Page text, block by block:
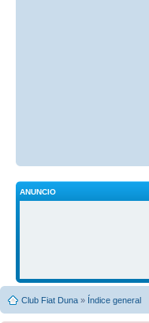
ANUNCIO
Club Fiat Duna » Índice general